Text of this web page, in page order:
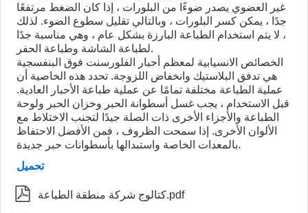
غير العضوي يصدر ضوءًا من البلورات ، إذا كان الضغط مرتفعًا
جدًا ، يمكن كسر البلورات ، وبالتالي تقليل سطوع الضوء. لذلك
، لا يتم استخدام الطباعة البارزة بشكل عام ، وهي مناسبة جدًا
لطباعة الشاشة وطباعة الحفر.
الخصائص الانسيابية لمعظم أحبار الفلورسنت فوق البنفسجية
هي تدفق البلاستيك وانخفاض اللزوجة. تحدد هذه الخاصية أن
عملية الطباعة مختلفة تمامًا عن عملية طباعة الأحبار العادية.
قبل الاستخدام ، يجب غسل أسطوانة الحبر وخزان الحبر ولوحة
الطباعة والأجزاء الأخرى ذات الصلة جيدًا لتجنب الاختلاط مع
الألوان الأخرى. إذا سمحت الظروف ، فمن الأفضل الاحتفاظ
بالمعدات الخاصة واستبدالها بأسطوانات حبر جديدة.
تحميل
 كتالوج شركة منطقة الطباعة.pdf